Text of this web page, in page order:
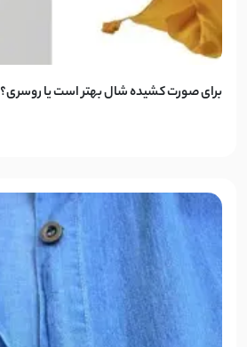
برای صورت کشیده شال بهتر است یا روسری؟